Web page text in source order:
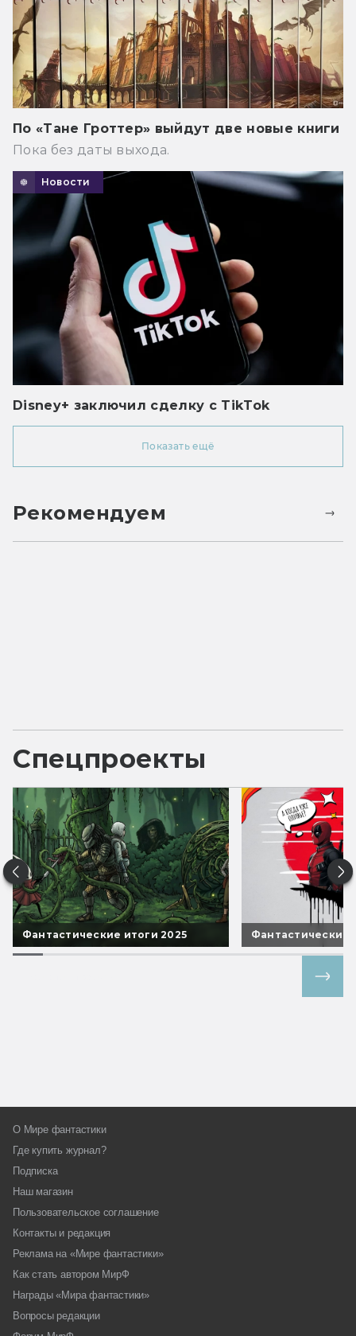
По «Тане Гроттер» выйдут две новые книги
Пока без даты выхода.
Новости
Disney+ заключил сделку с TikTok
Показать ещё
Рекомендуем
Спецпроекты
Фантастические итоги 2025 Фантастические
О Мире фантастики
Где купить журнал?
Подписка
Наш магазин
Пользовательское соглашение
Контакты и редакция
Реклама на «Мире фантастики»
Как стать автором МирФ
Награды «Мира фантастики»
Вопросы редакции